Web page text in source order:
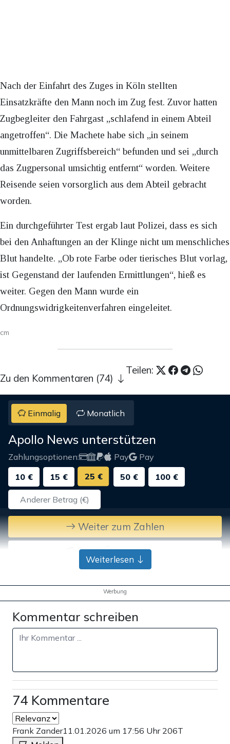
Nach der Einfahrt des Zuges in Köln stellten
Einsatzkräfte den Mann noch im Zug fest. Zuvor hatten
Zugbegleiter den Fahrgast „schlafend in einem Abteil
angetroffen“. Die Machete habe sich „in seinem
unmittelbaren Zugriffsbereich“ befunden und sei „durch
das Zugpersonal umsichtig entfernt“ worden. Weitere
Reisende seien vorsorglich aus dem Abteil gebracht
worden.
Ein durchgeführter Test ergab laut Polizei, dass es sich
bei den Anhaftungen an der Klinge nicht um menschliches
Blut handelte. „Ob rote Farbe oder tierisches Blut vorlag,
ist Gegenstand der laufenden Ermittlungen“, hieß es
weiter. Gegen den Mann wurde ein
Ordnungswidrigkeitenverfahren eingeleitet.
cm
Teilen:
Zu den Kommentaren (74)
Einmalig Monatlich
Apollo News unterstützen
Zahlungsoptionen: Pay
Pay
10 €
15 € 25 € 50 € 100 €
Weiter zum Zahlen
Bank-Überweisung
Weiterlesen
Werbung
Kommentar schreiben
74 Kommentare
Frank Zander11.01.2026 um 17:56 Uhr 206T